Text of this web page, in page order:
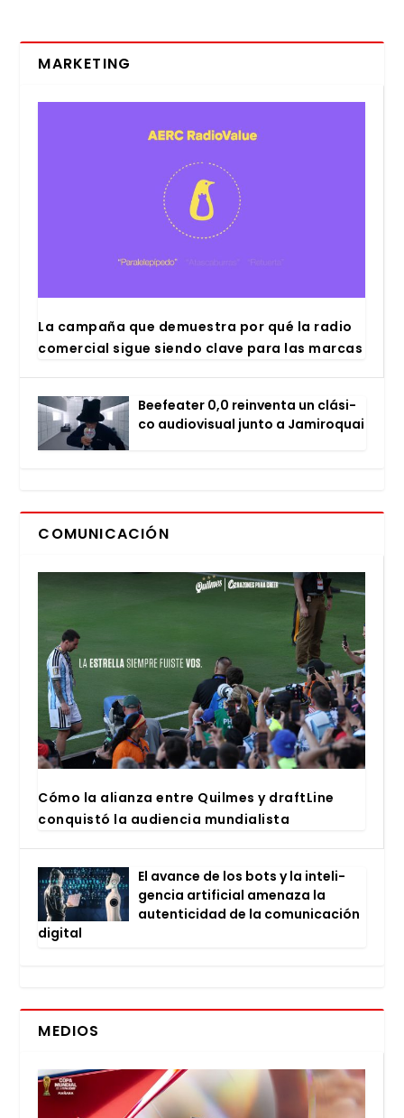
MARKETING
La cam­pa­ña que demues­tra por qué la radio
comer­cial sigue sien­do cla­ve para las mar­cas
Bee­fea­ter 0,0 rein­ven­ta un clá­si­
co audio­vi­sual jun­to a Jami­ro­quai
COMUNICACIÓN
Cómo la alian­za entre Quil­mes y draftLi­ne
con­quis­tó la audien­cia mun­dia­lis­ta
El avan­ce de los bots y la inte­li­
gen­cia arti­fi­cial ame­na­za la
auten­ti­ci­dad de la comu­ni­ca­ción
digi­tal
MEDIOS